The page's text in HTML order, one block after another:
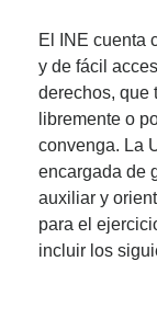
El INE cuenta
y de fácil
derechos, que
libremente o
convenga. La
encargada de
auxiliar y
para el
incluir los